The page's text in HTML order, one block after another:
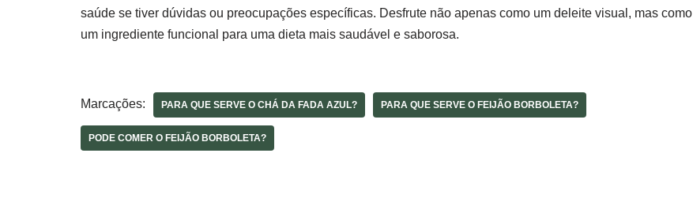
saúde se tiver dúvidas ou preocupações específicas. Desfrute não apenas como um deleite visual, mas como
um ingrediente funcional para uma dieta mais saudável e saborosa.
Marcações: PARA QUE SERVE O CHÁ DA FADA AZUL? PARA QUE SERVE O FEIJÃO BORBOLETA?
PODE COMER O FEIJÃO BORBOLETA?